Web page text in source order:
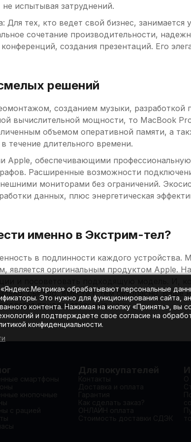
испытывая затруднений.
Для тех, кто ведет свой бизнес,
сочетание производительности,
создания презентаций. Его
решений
созданием музыки,
вычислительной мощности, то MacBook
объемом оперативной памяти, а
течение длительного времени.
обеспечивающими
Расширенные возможности
мониторами без ограничений.
данных, плюс энергетическая
именно в Экстрим-тел?
в подлинности каждого
является оригинальным продуктом Apple.
быстро, вместе с тем безопасно. Ваше
привлекательные цены.
обрабатывают персональные
Это нужно для функционирования сайта,
контента. Нажимая на кнопку «Принять», вы
и подтверждаете свое согласие на
конфиденциальности.